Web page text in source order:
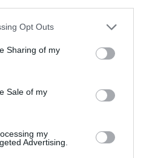
Opt Outs
Sharing of my
Sale of my
my
Advertising.
lecteurs !
participez